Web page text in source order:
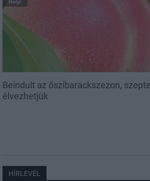
Helyi
Beindult az őszibarackszezon,
élvezhetjük
HÍRLEVÉL